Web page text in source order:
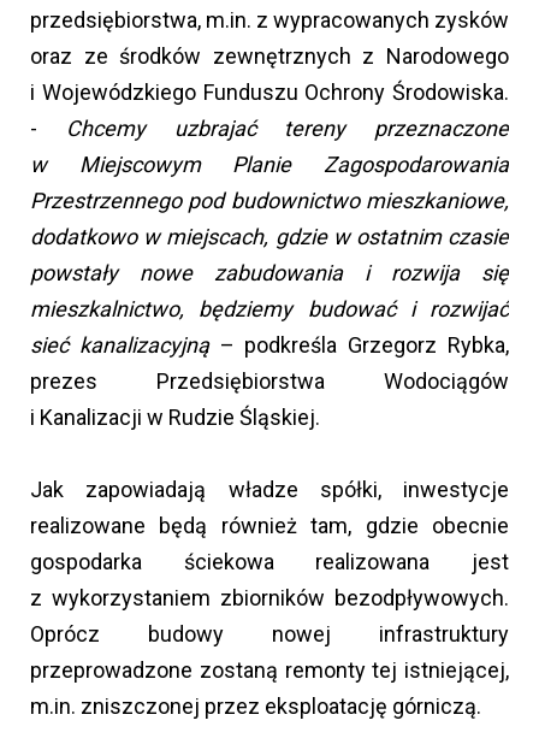
przedsiębiorstwa, m.in. z wypracowanych zysków
oraz ze środków zewnętrznych z Narodowego
i Wojewódzkiego Funduszu Ochrony Środowiska.
-
Chcemy uzbrajać tereny przeznaczone
w Miejscowym Planie Zagospodarowania
Przestrzennego pod budownictwo mieszkaniowe,
dodatkowo w miejscach, gdzie w ostatnim czasie
powstały nowe zabudowania i rozwija się
mieszkalnictwo, będziemy budować i rozwijać
sieć kanalizacyjną– podkreśla Grzegorz Rybka,
prezes Przedsiębiorstwa Wodociągów
i Kanalizacji w Rudzie Śląskiej.
Jak zapowiadają władze spółki, inwestycje
realizowane będą również tam, gdzie obecnie
gospodarka ściekowa realizowana jest
z wykorzystaniem zbiorników bezodpływowych.
Oprócz budowy nowej infrastruktury
przeprowadzone zostaną remonty tej istniejącej,
m.in. zniszczonej przez eksploatację górniczą.